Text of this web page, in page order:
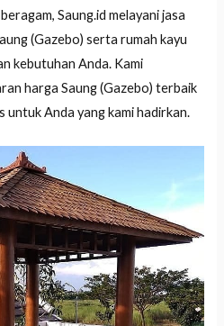
Saung.id melayani jasa
(Gazebo) serta rumah kayu
kebutuhan Anda. Kami
harga Saung (Gazebo) terbaik
untuk Anda yang kami hadirkan.